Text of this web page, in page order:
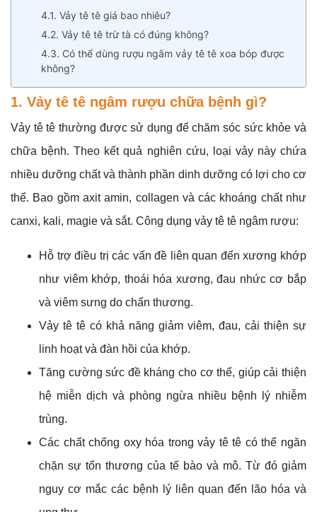
4.1. Vảy tê tê giá bao nhiêu?
4.2. Vảy tê tê trừ tà có đúng không?
4.3. Có thể dùng rượu ngâm vảy tê tê xoa bóp được
không?
1. Vảy tê tê ngâm rượu chữa bệnh gì?
Vảy tê tê thường được sử dụng để chăm sóc sức khỏe và
chữa bệnh. Theo kết quả nghiên cứu, loại vảy này chứa
nhiều dưỡng chất và thành phần dinh dưỡng có lợi cho cơ
thể. Bao gồm axit amin, collagen và các khoáng chất như
canxi, kali, magie và sắt. Công dụng vảy tê tê ngâm rượu:
Hỗ trợ điều trị các vấn đề liên quan đến xương khớp
như viêm khớp, thoái hóa xương, đau nhức cơ bắp
và viêm sưng do chấn thương.
Vảy tê tê có khả năng giảm viêm, đau, cải thiện sự
linh hoạt và đàn hồi của khớp.
Tăng cường sức đề kháng cho cơ thể, giúp cải thiện
hệ miễn dịch và phòng ngừa nhiều bệnh lý nhiễm
trùng.
Các chất chống oxy hóa trong vảy tê tê có thể ngăn
chặn sự tổn thương của tế bào và mô. Từ đó giảm
nguy cơ mắc các bệnh lý liên quan đến lão hóa và